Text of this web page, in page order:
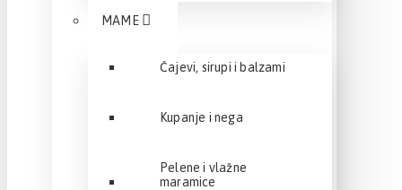
MAME
Čajevi, sirupi i balzami
Kupanje i nega
Pelene i vlažne
maramice